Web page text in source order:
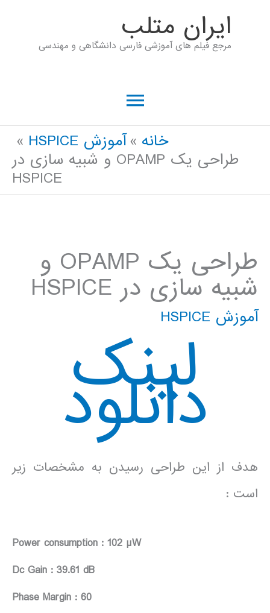
ايران متلب
مرجع فیلم های آموزشی فارسی دانشگاهی و مهندسی
فهرست
اصلیخانه
آموزش HSPICE
طراحی یک OPAMP و شبیه سازی در
HSPICE
طراحی یک OPAMP و
شبیه سازی در HSPICE
آموزش HSPICE
لینک
دانلود
هدف از این طراحی رسیدن به مشخصات زیر
است :
Power consumption : 102 µW
Dc Gain : 39.61 dB
Phase Margin : 60